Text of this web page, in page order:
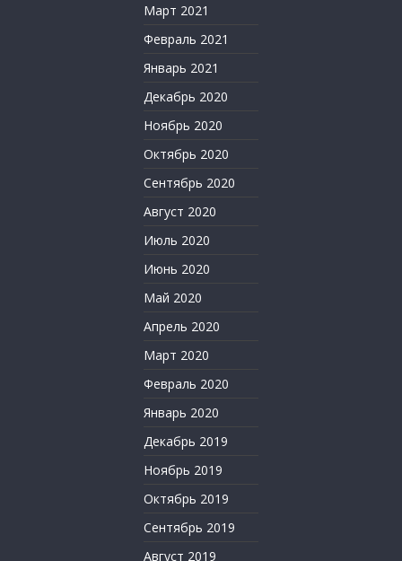
Март 2021
Февраль 2021
Январь 2021
Декабрь 2020
Ноябрь 2020
Октябрь 2020
Сентябрь 2020
Август 2020
Июль 2020
Июнь 2020
Май 2020
Апрель 2020
Март 2020
Февраль 2020
Январь 2020
Декабрь 2019
Ноябрь 2019
Октябрь 2019
Сентябрь 2019
Август 2019